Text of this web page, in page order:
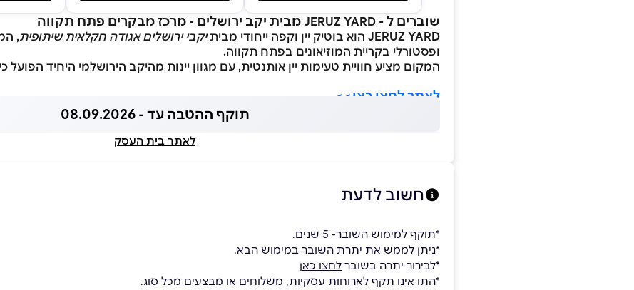
שוברים ל - JERUZ YARD מבית יקב ירושלים - מרכז מבקרים פתח תקווה
JERUZ YARD הוא בוטיק יין וקפה ייחודי מביתיקבי ירושלים אגודה חקלאית שיתופית,
ופסטורלי בקריית המוזיאונים בפתח תקווה.
המקום מציע חוויית טעימות יין אותנטית, עם מגוון יינות מהיקב הירושלמי היחיד הפועל
לאתר לחצו כאן>>
תוקף ההטבה עד - 08.09.2026
לאתר בית העסק
חשוב לדעת
*תוקף למימוש השובר- 5 שנים.
*ניתן לממש את יתרת השובר במימוש הבא.
*לבירור יתרה בשובר לחצו כאן
*התו אינו תקף לארוחות עסקיות, משלוחים או מבצעים מכל סוג.